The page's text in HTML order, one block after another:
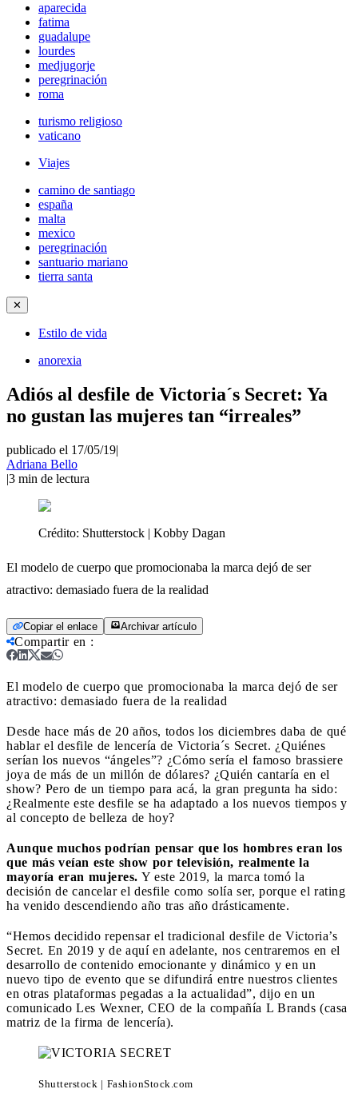
aparecida
fatima
guadalupe
lourdes
medjugorje
peregrinación
roma
turismo religioso
vaticano
Viajes
camino de santiago
españa
malta
mexico
peregrinación
santuario mariano
tierra santa
✕
Estilo de vida
anorexia
Adiós al desfile de Victoria´s Secret: Ya
no gustan las mujeres tan “irreales”
publicado el 17/05/19|
Adriana Bello
|3 min de lectura
Crédito: Shutterstock | Kobby Dagan
El modelo de cuerpo que promocionaba la marca dejó de ser
atractivo: demasiado fuera de la realidad
Copiar el enlace Archivar artículo
Compartir en :
El modelo de cuerpo que promocionaba la marca dejó de ser
atractivo: demasiado fuera de la realidad
Desde hace más de 20 años, todos los diciembres daba de qué
hablar el desfile de lencería de Victoria´s Secret. ¿Quiénes
serían los nuevos “ángeles”? ¿Cómo sería el famoso brassiere
joya de más de un millón de dólares? ¿Quién cantaría en el
show? Pero de un tiempo para acá, la gran pregunta ha sido:
¿Realmente este desfile se ha adaptado a los nuevos tiempos y
al concepto de belleza de hoy?
Aunque muchos podrían pensar que los hombres eran los
que más veían este show por televisión, realmente la
mayoría eran mujeres. Y este 2019, la marca tomó la
decisión de cancelar el desfile como solía ser, porque el rating
ha venido descendiendo año tras año drásticamente.
“Hemos decidido repensar el tradicional desfile de Victoria’s
Secret. En 2019 y de aquí en adelante, nos centraremos en el
desarrollo de contenido emocionante y dinámico y en un
nuevo tipo de evento que se difundirá entre nuestros clientes
en otras plataformas pegadas a la actualidad”, dijo en un
comunicado Les Wexner, CEO de la compañía L Brands (casa
matriz de la firma de lencería).
Shutterstock | FashionStock.com